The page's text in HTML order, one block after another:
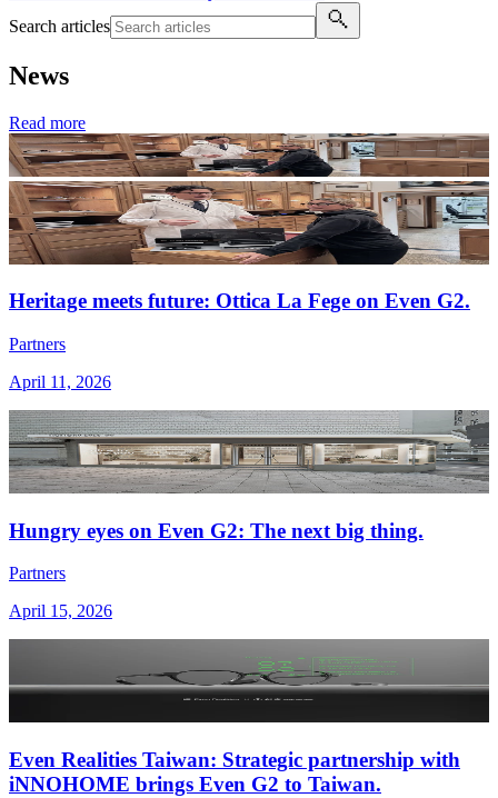
Search articles
News
Read more
Heritage meets future: Ottica La Fege on Even G2.
Partners
April 11, 2026
Hungry eyes on Even G2: The next big thing.
Partners
April 15, 2026
Even Realities Taiwan: Strategic partnership with
iNNOHOME brings Even G2 to Taiwan.